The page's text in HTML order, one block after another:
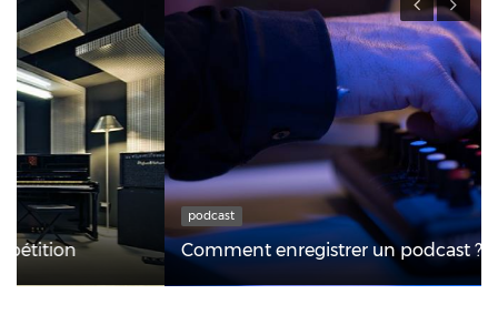
Comment enregistrer un podcast ?